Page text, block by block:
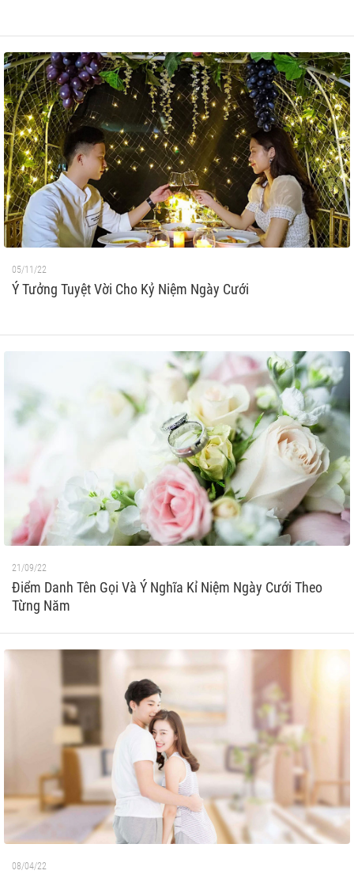
05/11/22
Ý Tưởng Tuyệt Vời Cho Kỷ Niệm Ngày Cưới
21/09/22
Điểm Danh Tên Gọi Và Ý Nghĩa Kỉ Niệm Ngày Cưới Theo
Từng Năm
08/04/22